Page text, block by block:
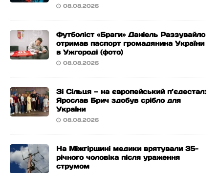
08.08.2026
Футболіст «Браги» Даніель Раззувайло
отримав паспорт громадянина України
в Ужгороді (фото)
08.08.2026
Зі Сільця — на європейський п’єдестал:
Ярослав Брич здобув срібло для
України
08.08.2026
На Міжгірщині медики врятували 35-
річного чоловіка після ураження
струмом